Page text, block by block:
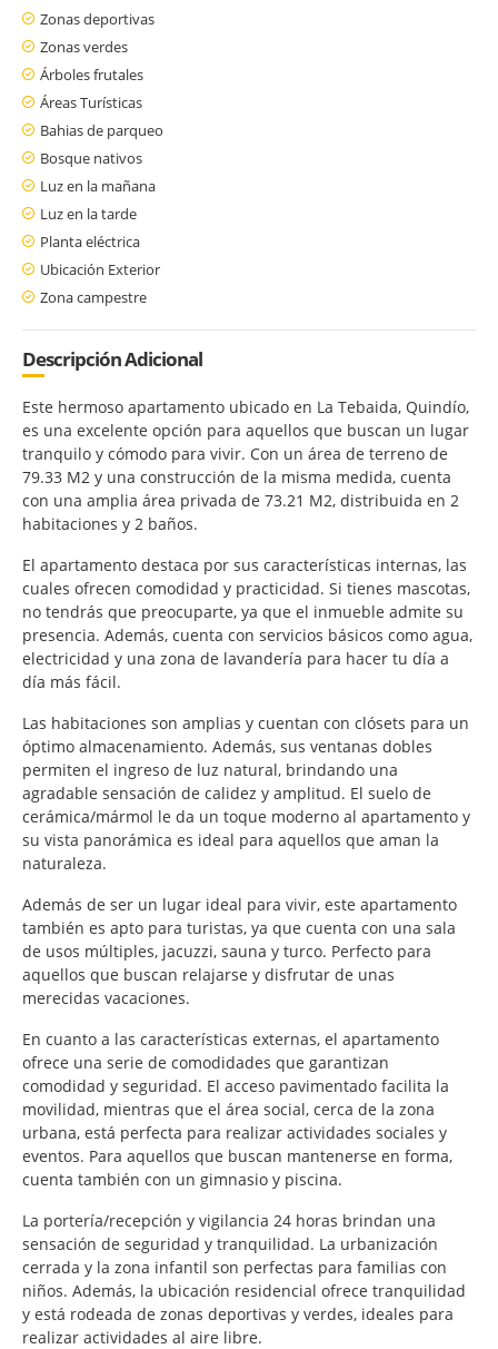
Zonas deportivas
Zonas verdes
Árboles frutales
Áreas Turísticas
Bahias de parqueo
Bosque nativos
Luz en la mañana
Luz en la tarde
Planta eléctrica
Ubicación Exterior
Zona campestre
Descripción Adicional
Este hermoso apartamento ubicado en La Tebaida, Quindío,
es una excelente opción para aquellos que buscan un lugar
tranquilo y cómodo para vivir. Con un área de terreno de
79.33 M2 y una construcción de la misma medida, cuenta
con una amplia área privada de 73.21 M2, distribuida en 2
habitaciones y 2 baños.
El apartamento destaca por sus características internas, las
cuales ofrecen comodidad y practicidad. Si tienes mascotas,
no tendrás que preocuparte, ya que el inmueble admite su
presencia. Además, cuenta con servicios básicos como agua,
electricidad y una zona de lavandería para hacer tu día a
día más fácil.
Las habitaciones son amplias y cuentan con clósets para un
óptimo almacenamiento. Además, sus ventanas dobles
permiten el ingreso de luz natural, brindando una
agradable sensación de calidez y amplitud. El suelo de
cerámica/mármol le da un toque moderno al apartamento y
su vista panorámica es ideal para aquellos que aman la
naturaleza.
Además de ser un lugar ideal para vivir, este apartamento
también es apto para turistas, ya que cuenta con una sala
de usos múltiples, jacuzzi, sauna y turco. Perfecto para
aquellos que buscan relajarse y disfrutar de unas
merecidas vacaciones.
En cuanto a las características externas, el apartamento
ofrece una serie de comodidades que garantizan
comodidad y seguridad. El acceso pavimentado facilita la
movilidad, mientras que el área social, cerca de la zona
urbana, está perfecta para realizar actividades sociales y
eventos. Para aquellos que buscan mantenerse en forma,
cuenta también con un gimnasio y piscina.
La portería/recepción y vigilancia 24 horas brindan una
sensación de seguridad y tranquilidad. La urbanización
cerrada y la zona infantil son perfectas para familias con
niños. Además, la ubicación residencial ofrece tranquilidad
y está rodeada de zonas deportivas y verdes, ideales para
realizar actividades al aire libre.